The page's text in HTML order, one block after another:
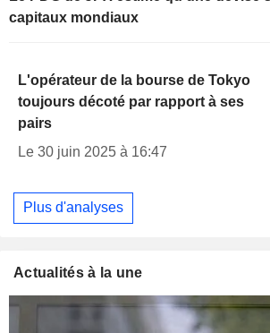
capitaux mondiaux
L'opérateur de la bourse de Tokyo
toujours décoté par rapport à ses
pairs
Le 30 juin 2025 à 16:47
Plus d'analyses
Actualités à la une